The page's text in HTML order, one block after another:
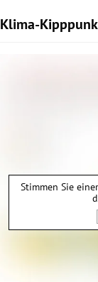
Klima-
Stimmen Sie